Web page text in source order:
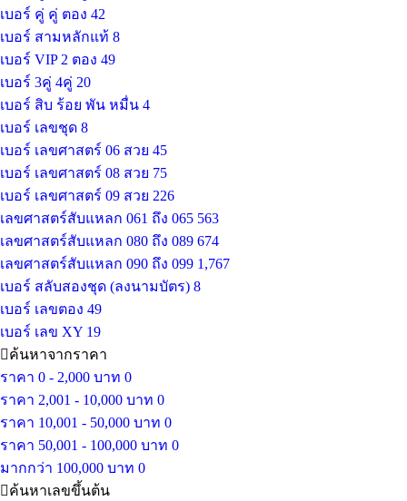
เบอร์ คู่ คู่ ตอง 42
เบอร์ สามหลักแท้ 8
เบอร์ VIP 2 ตอง 49
เบอร์ 3คู่ 4คู่ 20
เบอร์ สิบ ร้อย พัน หมื่น 4
เบอร์ เลขชุด 8
เบอร์ เลขศาสตร์ 06 สวย 45
เบอร์ เลขศาสตร์ 08 สวย 75
เบอร์ เลขศาสตร์ 09 สวย 226
เลขศาสตร์สับแหลก 061 ถึง 065 563
เลขศาสตร์สับแหลก 080 ถึง 089 674
เลขศาสตร์สับแหลก 090 ถึง 099 1,767
เบอร์ สลับสองชุด (ลงนามบัตร) 8
เบอร์ เลขตอง 49
เบอร์ เลข XY 19
ค้นหาจากราคา
ราคา 0 - 2,000 บาท 0
ราคา 2,001 - 10,000 บาท 0
ราคา 10,001 - 50,000 บาท 0
ราคา 50,001 - 100,000 บาท 0
มากกว่า 100,000 บาท 0
ค้นหาเลขขึ้นต้น